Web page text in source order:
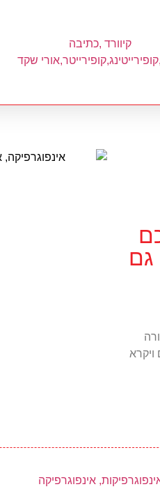
גם
ויקרא